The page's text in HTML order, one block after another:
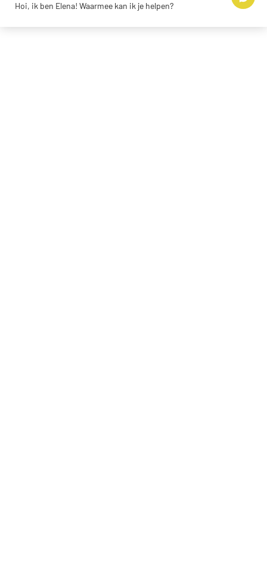
© 2026 Escape Tours
Hoi, ik ben Elena! Waarmee kan ik je helpen?